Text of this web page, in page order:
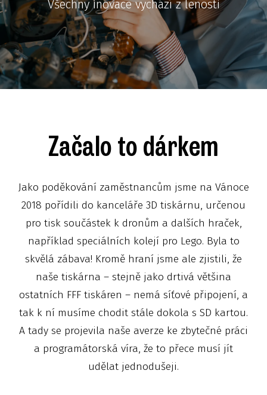
Všechny inovace vychází z lenosti
Začalo to dárkem
Jako poděkování zaměstnancům jsme na Vánoce
2018 pořídili do kanceláře 3D tiskárnu, určenou
pro tisk součástek k dronům a dalších hraček,
například speciálních kolejí pro Lego. Byla to
skvělá zábava! Kromě hraní jsme ale zjistili, že
naše tiskárna – stejně jako drtivá většina
ostatních FFF tiskáren – nemá síťové připojení, a
tak k ní musíme chodit stále dokola s SD kartou.
A tady se projevila naše averze ke zbytečné práci
a programátorská víra, že to přece musí jít
udělat jednodušeji.